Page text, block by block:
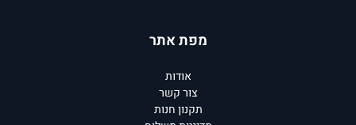
מפת אתר
אודות
צור קשר
תקנון חנות